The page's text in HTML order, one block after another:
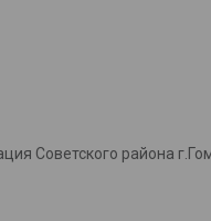
Советского района